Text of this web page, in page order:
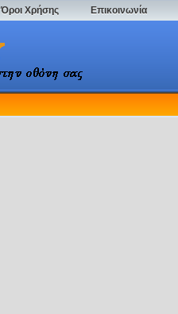
Όροι Χρήσης Επικοινωνία